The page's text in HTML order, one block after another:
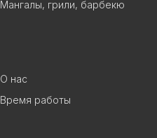
Мангалы, грили, барбекю
О нас
Время работы